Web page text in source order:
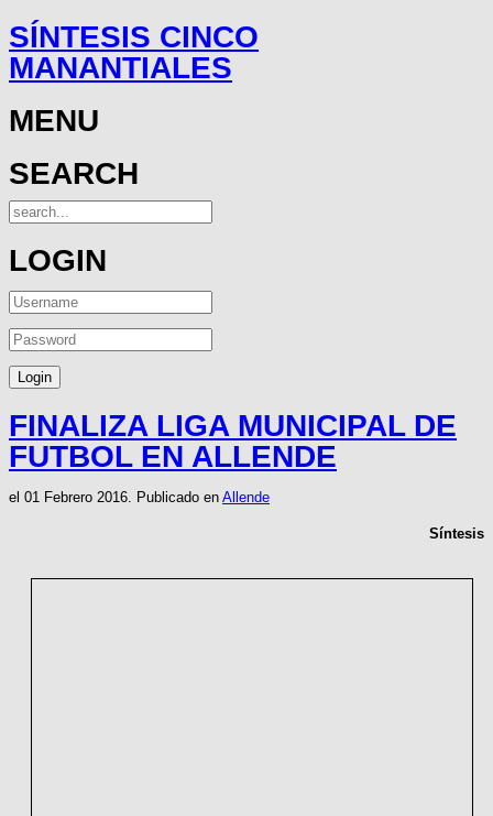
SÍNTESIS CINCO
MANANTIALES
MENU
SEARCH
LOGIN
FINALIZA LIGA MUNICIPAL DE
FUTBOL EN ALLENDE
el 01 Febrero 2016. Publicado en Allende
Síntesis